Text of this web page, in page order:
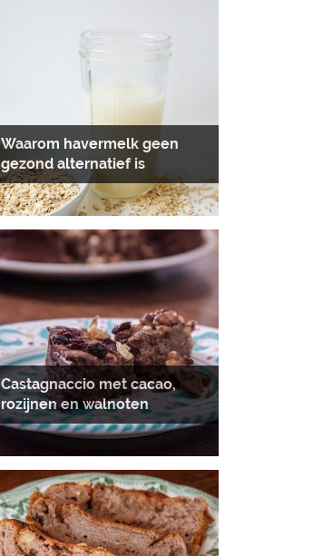
Waarom havermelk geen
gezond alternatief is
Castagnaccio met cacao,
rozijnen en walnoten